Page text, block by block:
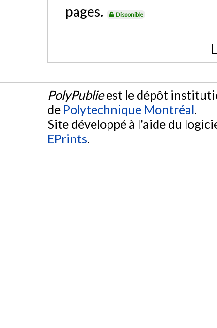
pages.
Disponible
PolyPublieest le dépôt
de Polytechnique Montréal.
Site développé à l'aide du
EPrints.